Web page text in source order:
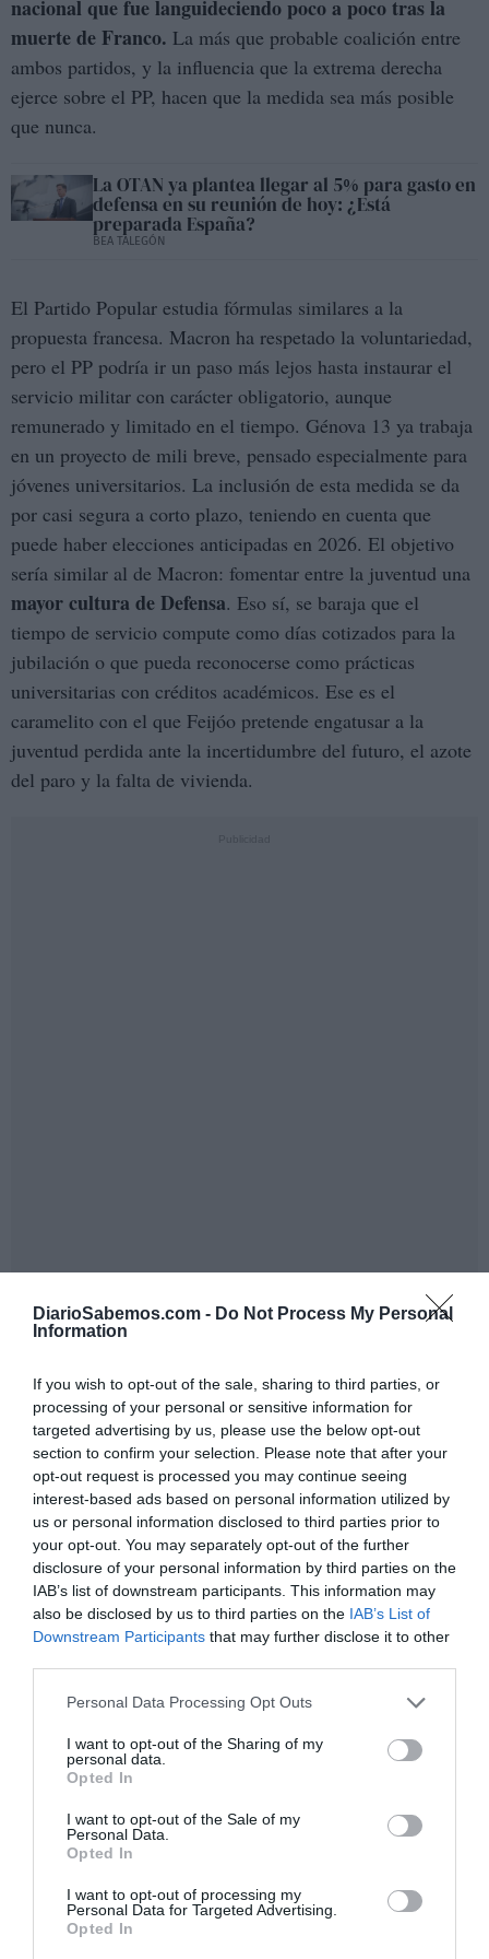
DiarioSabemos.com - Do Not Process My Personal
Information
If you wish to opt-out of the sale, sharing to third parties, or
processing of your personal or sensitive information for
targeted advertising by us, please use the below opt-out
section to confirm your selection. Please note that after your
opt-out request is processed you may continue seeing
interest-based ads based on personal information utilized by
us or personal information disclosed to third parties prior to
your opt-out. You may separately opt-out of the further
disclosure of your personal information by third parties on the
IAB’s list of downstream participants. This information may
also be disclosed by us to third parties on the IAB’s List of
Downstream Participants that may further disclose it to other
Personal Data Processing Opt Outs
I want to opt-out of the Sharing of my
personal data.
Opted In
I want to opt-out of the Sale of my
Personal Data.
Opted In
I want to opt-out of processing my
Personal Data for Targeted Advertising.
Opted In
nacional que fue languideciendo poco a poco tras la
muerte de Franco. La más que probable coalición entre
ambos partidos, y la influencia que la extrema derecha
ejerce sobre el PP, hacen que la medida sea más posible
que nunca.
La OTAN ya plantea llegar al 5% para gasto en
defensa en su reunión de hoy: ¿Está
preparada España?
BEA TALEGÓN
El Partido Popular estudia fórmulas similares a la
propuesta francesa. Macron ha respetado la voluntariedad,
pero el PP podría ir un paso más lejos hasta instaurar el
servicio militar con carácter obligatorio, aunque
remunerado y limitado en el tiempo. Génova 13 ya trabaja
en un proyecto de mili breve, pensado especialmente para
jóvenes universitarios. La inclusión de esta medida se da
por casi segura a corto plazo, teniendo en cuenta que
puede haber elecciones anticipadas en 2026. El objetivo
sería similar al de Macron: fomentar entre la juventud una
mayor cultura de Defensa. Eso sí, se baraja que el
tiempo de servicio compute como días cotizados para la
jubilación o que pueda reconocerse como prácticas
universitarias con créditos académicos. Ese es el
caramelito con el que Feijóo pretende engatusar a la
juventud perdida ante la incertidumbre del futuro, el azote
del paro y la falta de vivienda.
La izquierda, por su parte, entiende que no es momento de
retornar al pasado.El PSOE rechaza la vuelta de la mili
obligatoriay no contempla recuperarla en su programa
político. Sumar se ha mostrado claramente en contra. Su
posición es que el servicio militar obligatorio está
reclutamiento a la fuerza. En cuanto a la izquierda
plurinacional, obviamente no quiere nI oír hablar de la
Gabriel Rufián
España. Porque reinstaurar la mili supondría una inversión
de varios miles de millones de euros. Rufián defiende un
modelo de defensa civil y profesional, y rechaza que los
jóvenes tengan que pasar por un servicio militar